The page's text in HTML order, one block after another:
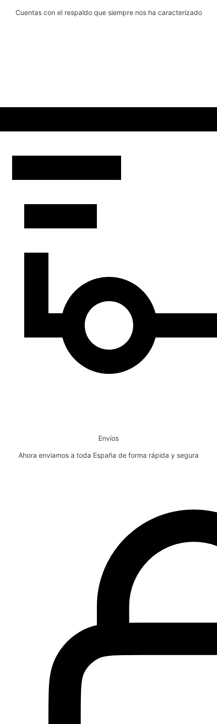
Cuentas con el respaldo que siempre nos ha caracterizado
Envíos
Ahora enviamos a toda España de forma rápida y segura